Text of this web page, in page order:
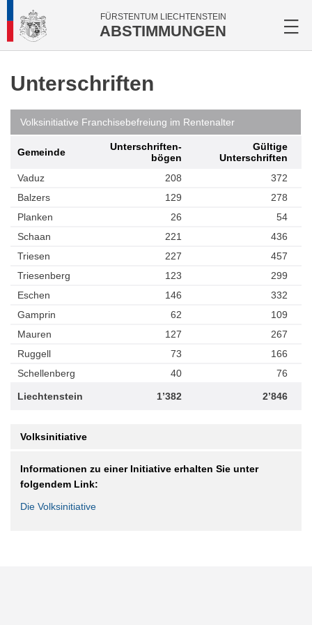
FÜRSTENTUM LIECHTENSTEIN
ABSTIMMUNGEN
Unterschriften
Volksinitiative Franchisebefreiung im Rentenalter
Gemeinde
Unterschriften­
bögen
Gültige
Unterschriften
Vaduz
208
372
Balzers
129
278
Planken
26
54
Schaan
221
436
Triesen
227
457
Triesenberg
123
299
Eschen
146
332
Gamprin
62
109
Mauren
127
267
Ruggell
73
166
Schellenberg
40 76
Liechtenstein 1’382 2’846
Volksinitiative
Informationen zu einer Initiative erhalten Sie unter
folgendem Link:
Die Volksinitiative